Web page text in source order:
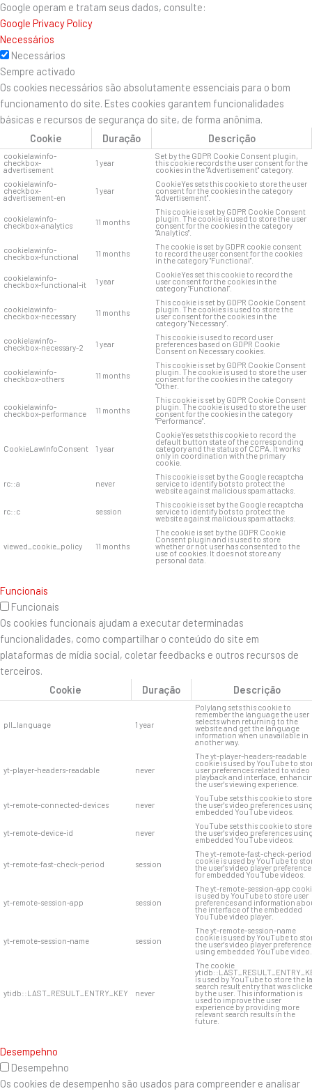
Google operam e tratam seus dados, consulte:
Google Privacy Policy
Necessários
Necessários
Sempre activado
Os cookies necessários são absolutamente essenciais para o bom
funcionamento do site. Estes cookies garantem funcionalidades
básicas e recursos de segurança do site, de forma anônima.
Cookie
Duração Descrição
cookielawinfo-
checkbox-
advertisement
1 year
Set by the GDPR Cookie Consent plugin,
this cookie records the user consent for the
cookies in the "Advertisement" category.
cookielawinfo-
checkbox-
advertisement-en
1 year
CookieYes sets this cookie to store the user
consent for the cookies in the category
"Advertisement".
cookielawinfo-
checkbox-analytics 11 months
This cookie is set by GDPR Cookie Consent
plugin. The cookie is used to store the user
consent for the cookies in the category
"Analytics".
cookielawinfo-
checkbox-functional 11 months
The cookie is set by GDPR cookie consent
to record the user consent for the cookies
in the category "Functional".
cookielawinfo-
checkbox-functional-it 1 year
CookieYes set this cookie to record the
user consent for the cookies in the
category "Functional".
cookielawinfo-
checkbox-necessary 11 months
This cookie is set by GDPR Cookie Consent
plugin. The cookies is used to store the
user consent for the cookies in the
category "Necessary".
cookielawinfo-
checkbox-necessary-2 1 year
This cookie is used to record user
preferences based on GDPR Cookie
Consent on Necessary cookies.
cookielawinfo-
checkbox-others 11 months
This cookie is set by GDPR Cookie Consent
plugin. The cookie is used to store the user
consent for the cookies in the category
"Other.
cookielawinfo-
checkbox-performance 11 months
This cookie is set by GDPR Cookie Consent
plugin. The cookie is used to store the user
consent for the cookies in the category
"Performance".
CookieLawInfoConsent 1 year
CookieYes sets this cookie to record the
default button state of the corresponding
category and the status of CCPA. It works
only in coordination with the primary
cookie.
rc::a never
This cookie is set by the Google recaptcha
service to identify bots to protect the
website against malicious spam attacks.
rc::c session
This cookie is set by the Google recaptcha
service to identify bots to protect the
website against malicious spam attacks.
viewed_cookie_policy 11 months
The cookie is set by the GDPR Cookie
Consent plugin and is used to store
whether or not user has consented to the
use of cookies. It does not store any
personal data.
Funcionais
Funcionais
Os cookies funcionais ajudam a executar determinadas
funcionalidades, como compartilhar o conteúdo do site em
plataformas de mídia social, coletar feedbacks e outros recursos de
terceiros.
Cookie
Duração Descrição
pll_language 1 year
Polylang sets this cookie to
remember the language the user
selects when returning to the
website and get the language
information when unavailable in
another way.
yt-player-headers-readable never
The yt-player-headers-readable
cookie is used by YouTube to
user preferences related to video
playback and interface,
the user's viewing experience.
yt-remote-connected-devices never
YouTube sets this cookie to store
the user's video preferences
embedded YouTube videos.
yt-remote-device-id never
YouTube sets this cookie to store
the user's video preferences
embedded YouTube videos.
yt-remote-fast-check-period session
The yt-remote-fast-check-period
cookie is used by YouTube to
the user's video player
for embedded YouTube videos.
yt-remote-session-app session
The yt-remote-session-app
is used by YouTube to store user
preferences and information
the interface of the embedded
YouTube video player.
yt-remote-session-name session
The yt-remote-session-name
cookie is used by YouTube to
the user's video player
using embedded YouTube video.
ytidb::LAST_RESULT_ENTRY_KEY never
The cookie
is used by YouTube to store the
search result entry that was
by the user. This information is
used to improve the user
experience by providing more
relevant search results in the
future.
Desempehno
Desempehno
Os cookies de desempenho são usados ​​para compreender e analisar